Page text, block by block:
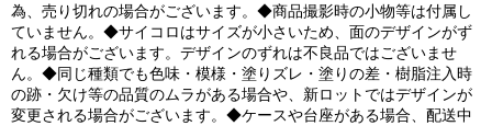
為、売り切れの場合がございます。◆商品撮影時の小物等は付属し
ていません。◆サイコロはサイズが小さいため、面のデザインがず
れる場合がございます。デザインのずれは不良品ではございませ
ん。◆同じ種類でも色味・模様・塗りズレ・塗りの差・樹脂注入時
の跡・欠け等の品質のムラがある場合や、新ロットではデザインが
変更される場合がございます。◆ケースや台座がある場合、配送中